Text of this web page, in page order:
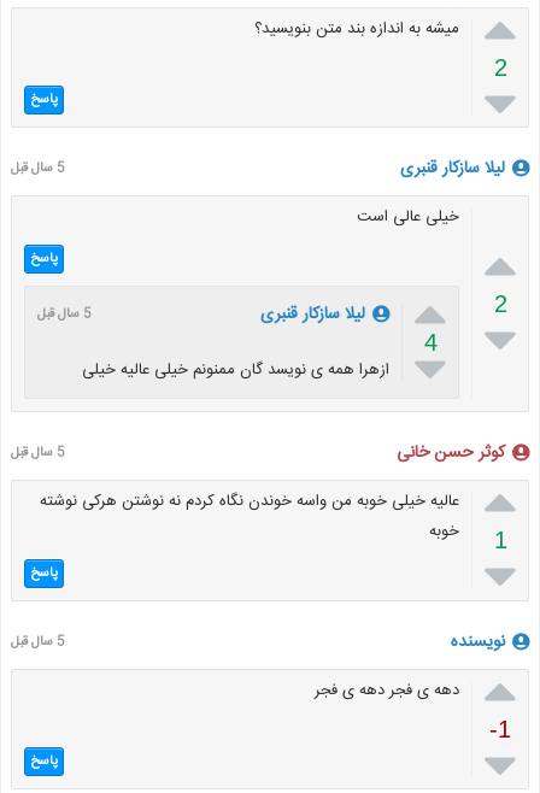

2

میشه به اندازه بند متن بنویسید؟
پاسخ
لیلا سازکار قنبری 5 سال قبل

2

خیلی عالی است
پاسخ

4

لیلا سازکار قنبری 5 سال قبل
ازهرا همه ی نویسد گان ممنونم خیلی عالیه خیلی
کوثر حسن خانی 5 سال قبل

1

عالیه خیلی خوبه من واسه خوندن نگاه کردم نه نوشتن هرکی نوشته
خوبه
پاسخ
نویسنده 5 سال قبل

-1

دهه ی فجر دهه ی فجر
پاسخ